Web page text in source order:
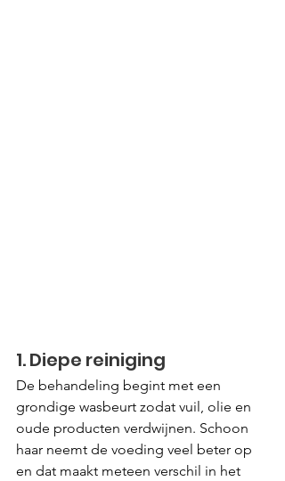
1. Diepe reiniging
De behandeling begint met een
grondige wasbeurt zodat vuil, olie en
oude producten verdwijnen. Schoon
haar neemt de voeding veel beter op
en dat maakt meteen verschil in het